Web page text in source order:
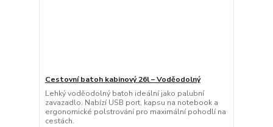
Cestovní batoh kabinový 26l – Voděodolný
Lehký voděodolný batoh ideální jako palubní
zavazadlo. Nabízí USB port, kapsu na notebook a
ergonomické polstrování pro maximální pohodlí na
cestách.